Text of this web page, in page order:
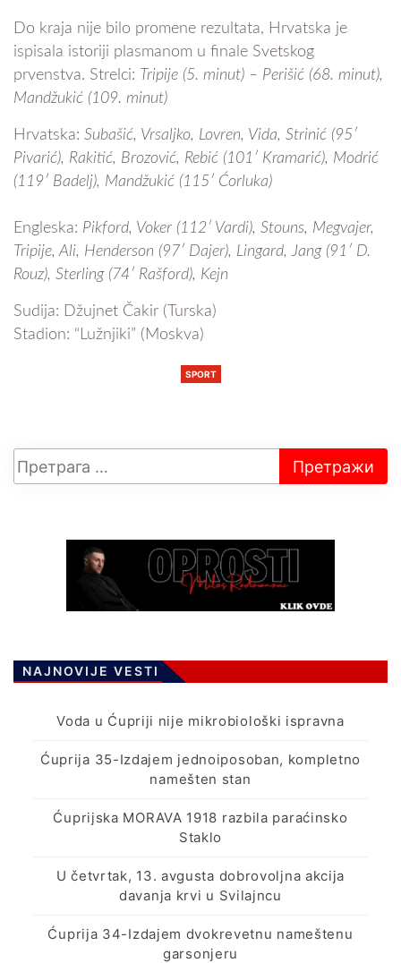
Do kraja nije bilo promene rezultata, Hrvatska je
ispisala istoriji plasmanom u finale Svetskog
prvenstva. Strelci: Tripije (5. minut) – Perišić (68. minut),
Mandžukić (109. minut)
Hrvatska: Subašić, Vrsaljko, Lovren, Vida, Strinić (95′
Pivarić), Rakitić, Brozović, Rebić (101′ Kramarić), Modrić
(119′ Badelj), Mandžukić (115′ Ćorluka)
Engleska: Pikford, Voker (112′ Vardi), Stouns, Megvajer,
Tripije, Ali, Henderson (97′ Dajer), Lingard, Jang (91′ D.
Rouz), Sterling (74′ Rašford), Kejn
Sudija: Džujnet Čakir (Turska)
Stadion: “Lužnjiki” (Moskva)
SPORT
NAJNOVIJE VESTI
Voda u Ćupriji nije mikrobiološki ispravna
Ćuprija 35-Izdajem jednoiposoban, kompletno
namešten stan
Ćuprijska MORAVA 1918 razbila paraćinsko
Staklo
U četvrtak, 13. avgusta dobrovoljna akcija
davanja krvi u Svilajncu
Ćuprija 34-Izdajem dvokrevetnu nameštenu
garsonjeru